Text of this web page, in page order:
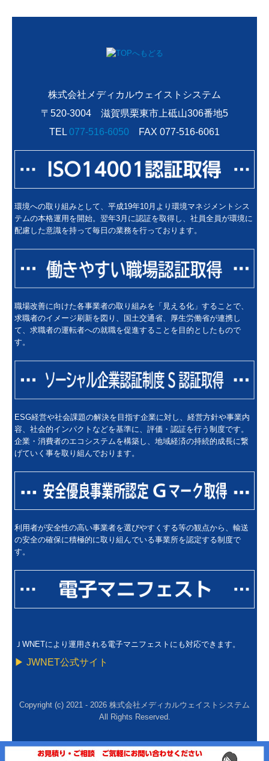
株式会社メディカルウェイストシステム
〒520-3004 滋賀県栗東市上砥山306番地5
TEL 077-516-6050 FAX 077-516-6061
環境への取り組みとして、平成19年10月より環境マネジメントシス
テムの本格運用を開始。翌年3月に認証を取得し、社員全員が環境に
配慮した意識を持って毎日の業務を行っております。
職場改善に向けた各事業者の取り組みを「見える化」することで、
求職者のイメージ刷新を図り、国土交通省、厚生労働省が連携し
て、求職者の運転者への就職を促進することを目的としたもので
す。
ESG経営や社会課題の解決を目指す企業に対し、経営方針や事業内
容、社会的インパクトなどを基準に、評価・認証を行う制度です。
企業・消費者のエコシステムを構築し、地域経済の持続的成長に繋
げていく事を取り組んでおります。
利用者が安全性の高い事業者を選びやすくする等の観点から、輸送
の安全の確保に積極的に取り組んでいる事業所を認定する制度で
す。
ＪWNETにより運用される電子マニフェストにも対応できます。
▶ JWNET公式サイト
Copyright (c) 2021 - 2026 株式会社メディカルウェイストシステム
All Rights Reserved.